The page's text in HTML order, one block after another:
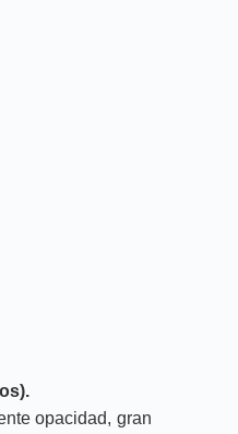
opacidad, gran